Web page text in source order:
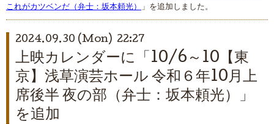
これがカツベンだ（弁士：坂本頼光）
」を追加しました。
2024.09.30 (Mon) 22:27
上映カレンダーに「10/6～10【東
京】浅草演芸ホール 令和６年10月上
席後半 夜の部（弁士：坂本頼光）」
を追加